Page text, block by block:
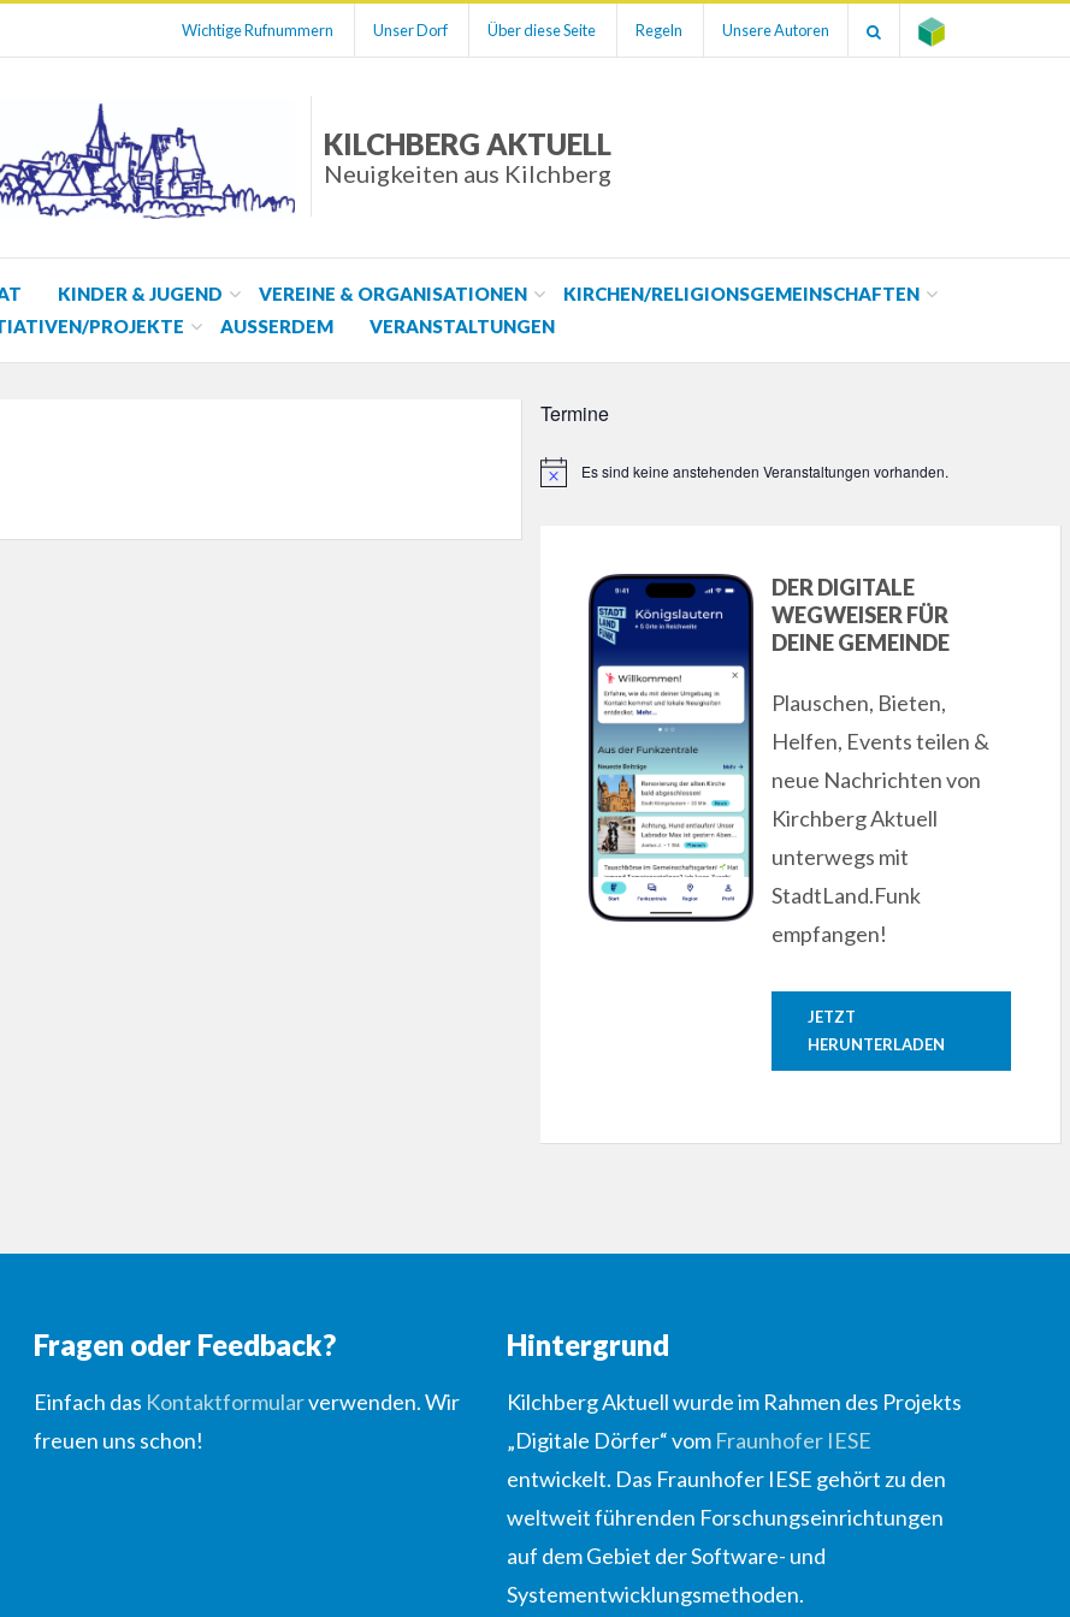
Wichtige Rufnummern Unser Dorf Über diese Seite Regeln Unsere Autoren
KILCHBERG AKTUELL
Neuigkeiten aus Kilchberg
KINDER & JUGEND VEREINE & ORGANISATIONEN
KIRCHEN/RELIGIONSGEMEINSCHAFTEN
PROJEKTE
AUSSERDEM VERANSTALTUNGEN
Termine
HinweisEs sind keine anstehenden Veranstaltungen vorhanden.
DER DIGITALE
WEGWEISER FÜR
DEINE GEMEINDE
Plauschen, Bieten,
Helfen, Events teilen &
neue Nachrichten von
Kirchberg Aktuell
unterwegs mit
StadtLand.Funk
empfangen!
JETZT
HERUNTERLADEN
Fragen oder Feedback?
Einfach das Kontaktformularverwenden. Wir
freuen uns schon!
Hintergrund
Kilchberg Aktuell wurde im Rahmen des Projekts
„Digitale Dörfer“ vom Fraunhofer IESE
entwickelt. Das Fraunhofer IESE gehört zu den
weltweit führenden Forschungseinrichtungen
auf dem Gebiet der Software- und
Systementwicklungsmethoden.